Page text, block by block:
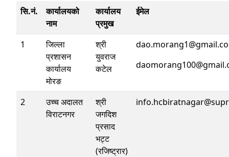
सि.नं.
कार्यालयको
नाम
कार्यालय
प्रमुख
ईमेल
1
जिल्ला
प्रशासन
कार्यालय
मोरङ
श्री
युवराज
कटेल
2
उच्च अदालत
विराटनगर
श्री
जगदिश
प्रसाद
भट्ट
(रजिष्ट्रार)